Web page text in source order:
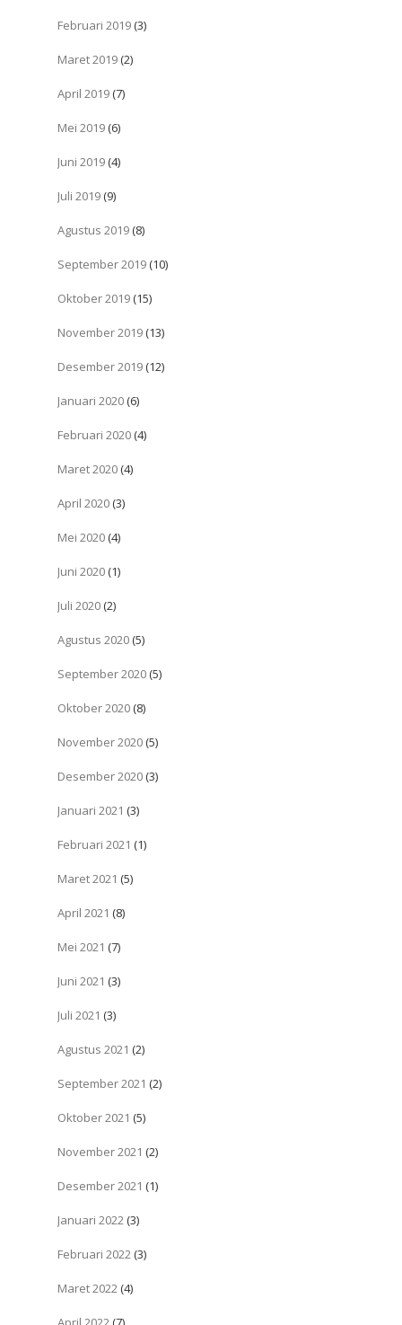
Februari 2019 (3)
Maret 2019 (2)
April 2019 (7)
Mei 2019 (6)
Juni 2019 (4)
Juli 2019 (9)
Agustus 2019 (8)
September 2019 (10)
Oktober 2019 (15)
November 2019 (13)
Desember 2019 (12)
Januari 2020 (6)
Februari 2020 (4)
Maret 2020 (4)
April 2020 (3)
Mei 2020 (4)
Juni 2020 (1)
Juli 2020 (2)
Agustus 2020 (5)
September 2020 (5)
Oktober 2020 (8)
November 2020 (5)
Desember 2020 (3)
Januari 2021 (3)
Februari 2021 (1)
Maret 2021 (5)
April 2021 (8)
Mei 2021 (7)
Juni 2021 (3)
Juli 2021 (3)
Agustus 2021 (2)
September 2021 (2)
Oktober 2021 (5)
November 2021 (2)
Desember 2021 (1)
Januari 2022 (3)
Februari 2022 (3)
Maret 2022 (4)